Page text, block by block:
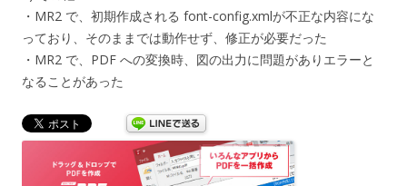
・MR2 で、初期作成される font-config.xmlが不正な内容にな
っており、そのままでは動作せず、修正が必要だった
・MR2 で、PDF への変換時、図の出力に問題がありエラーと
なることがあった